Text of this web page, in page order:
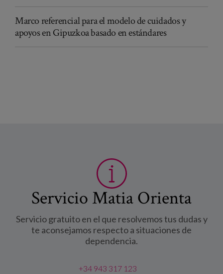
Marco referencial para el modelo de cuidados y
apoyos en Gipuzkoa basado en estándares
Servicio Matia Orienta
Servicio gratuito en el que resolvemos tus dudas y
te aconsejamos respecto a situaciones de
dependencia.
+34 943 317 123